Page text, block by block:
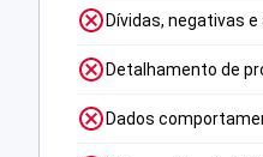
Dívidas, negativas
Detalhamento de
Dados